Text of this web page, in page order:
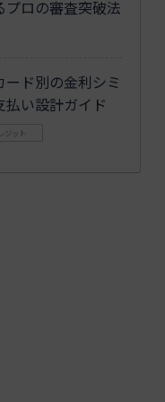
ロの審査突破法
ド別の金利シミ
払い設計ガイド
ジット